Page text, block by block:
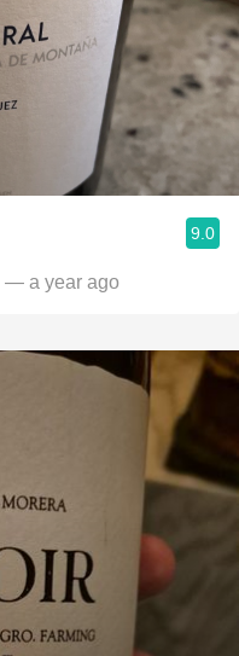
9.0
— a year ago